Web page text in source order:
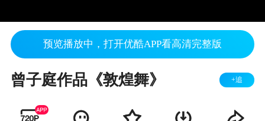
预览播放中，打开优酷APP看高清完整版
曾子庭作品《敦煌舞》 +追